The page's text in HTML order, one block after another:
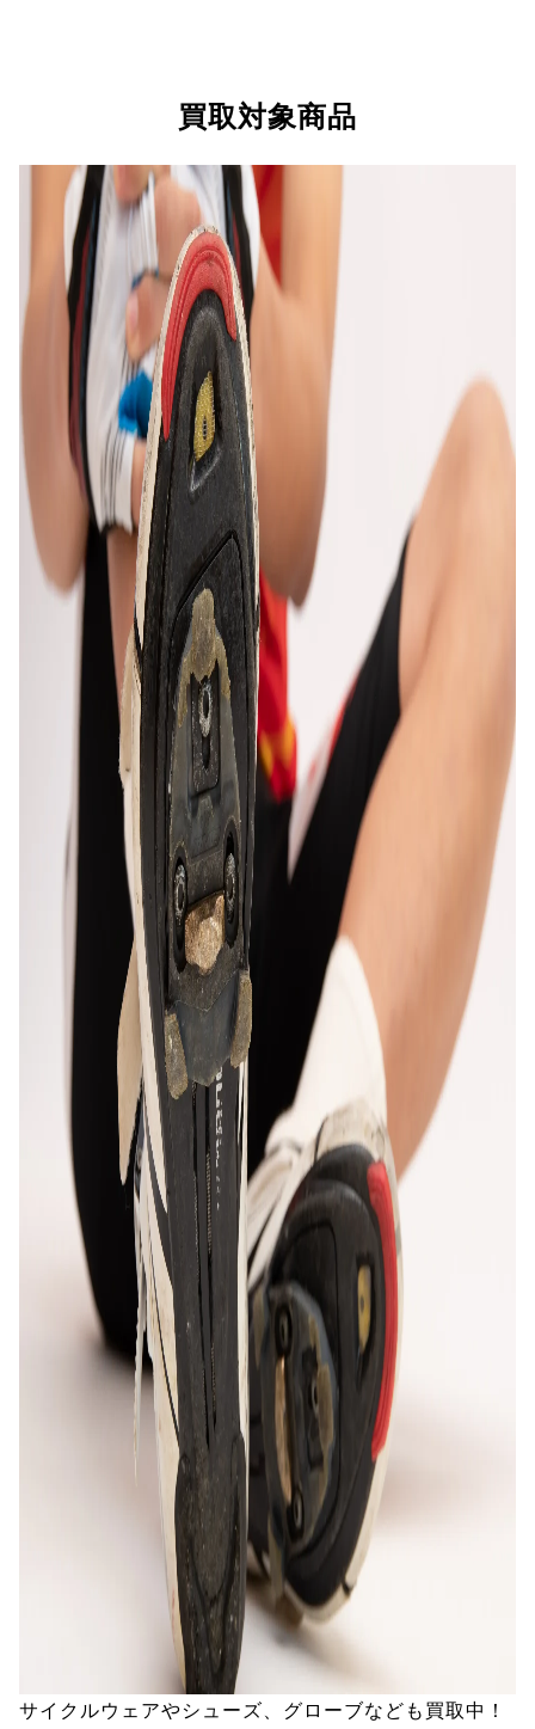
買取対象商品
サイクルウェアやシューズ、グローブなども買取中！